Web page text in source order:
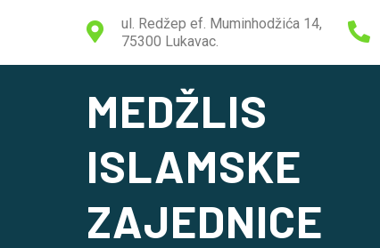
ul. Redžep ef. Muminhodžića 14,
75300 Lukavac.
MEDŽLIS
ISLAMSKE
ZAJEDNICE